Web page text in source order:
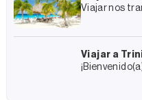
Enjoy
Viajar nos
conecta con
Viajar a